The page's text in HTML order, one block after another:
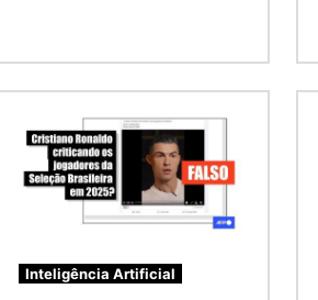
Inteligência Artificial